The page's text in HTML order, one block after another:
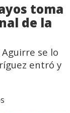
toma
de la
se lo
entró y